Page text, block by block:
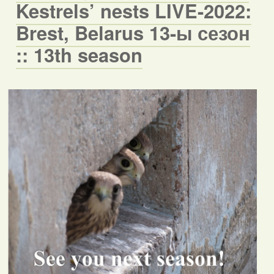
Kestrels’ nests LIVE-2022:
Brest, Belarus 13-ы сезон
:: 13th season